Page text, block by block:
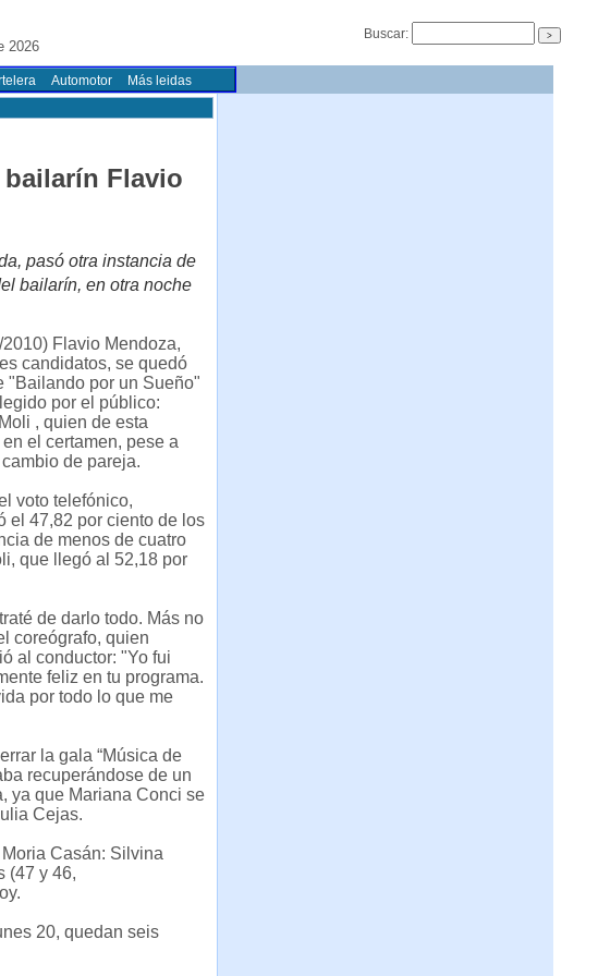
2026
Buscar:
Automotor Más leidas
Flavio
pasó otra instancia de
bailarín, en otra noche
Flavio Mendoza,
candidatos, se quedó
"Bailando por un Sueño"
por el público:
, quien de esta
el certamen, pese a
de pareja.
voto telefónico,
el 47,82 por ciento de los
de menos de cuatro
que llegó al 52,18 por
de darlo todo. Más no
coreógrafo, quien
al conductor: "Yo fui
feliz en tu programa.
por todo lo que me
la gala “Música de
recuperándose de un
ya que Mariana Conci se
Cejas.
Casán: Silvina
(47 y 46,
20, quedan seis